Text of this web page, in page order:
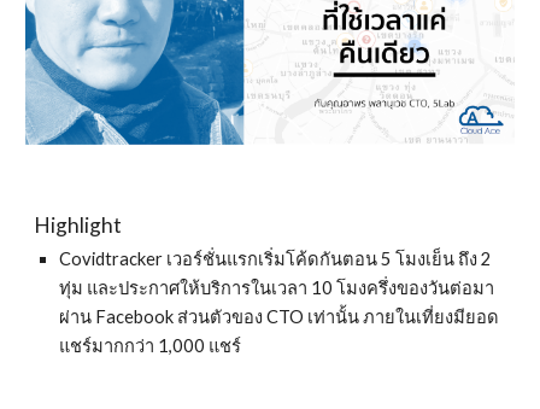
Highlight
Covidtracker เวอร์ชั่นแรกเริ่มโค้ดกันตอน 5 โมงเย็น ถึง 2
ทุ่ม และประกาศให้บริการในเวลา 10 โมงครึ่งของวันต่อมา
ผ่าน Facebook ส่วนตัวของ CTO เท่านั้น ภายในเที่ยงมียอด
แชร์มากกว่า 1,000 แชร์